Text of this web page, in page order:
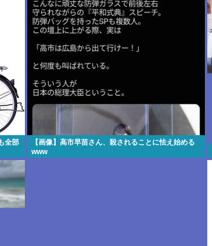
全部
【画像】高市早苗さん、殺されることに怯え始める
www